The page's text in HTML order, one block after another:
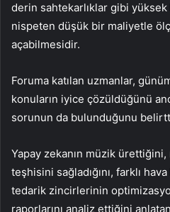
derin sahtekarlıklar gibi
nispeten düşük bir maliyetle
açabilmesidir.
Foruma katılan uzmanlar,
konuların iyice çözüldüğünü
sorunun da bulunduğunu
Yapay zekanın müzik
teşhisini sağladığını, farklı
tedarik zincirlerinin
raporlarını analiz ettiğini